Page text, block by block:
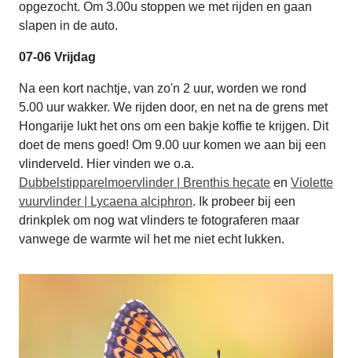
opgezocht. Om 3.00u stoppen we met rijden en gaan
slapen in de auto.
07-06 Vrijdag
Na een kort nachtje, van zo'n 2 uur, worden we rond
5.00 uur wakker. We rijden door, en net na de grens met
Hongarije lukt het ons om een bakje koffie te krijgen. Dit
doet de mens goed! Om 9.00 uur komen we aan bij een
vlinderveld. Hier vinden we o.a.
Dubbelstipparelmoervlinder | Brenthis hecate en Violette
vuurvlinder | Lycaena alciphron. Ik probeer bij een
drinkplek om nog wat vlinders te fotograferen maar
vanwege de warmte wil het me niet echt lukken.